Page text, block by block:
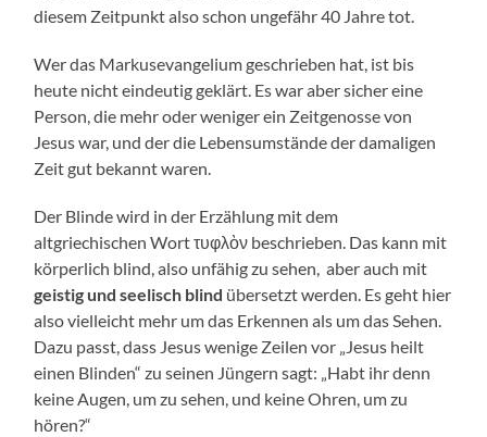
diesem Zeitpunkt also schon ungefähr 40 Jahre tot.
Wer das Markusevangelium geschrieben hat, ist bis
heute nicht eindeutig geklärt. Es war aber sicher eine
Person, die mehr oder weniger ein Zeitgenosse von
Jesus war, und der die Lebensumstände der damaligen
Zeit gut bekannt waren.
Der Blinde wird in der Erzählung mit dem
altgriechischen Wort τυφλὸν beschrieben. Das kann mit
körperlich blind, also unfähig zu sehen, aber auch mit
geistig und seelisch blind übersetzt werden. Es geht hier
also vielleicht mehr um das Erkennen als um das Sehen.
Dazu passt, dass Jesus wenige Zeilen vor „Jesus heilt
einen Blinden“ zu seinen Jüngern sagt: „Habt ihr denn
keine Augen, um zu sehen, und keine Ohren, um zu
hören?“